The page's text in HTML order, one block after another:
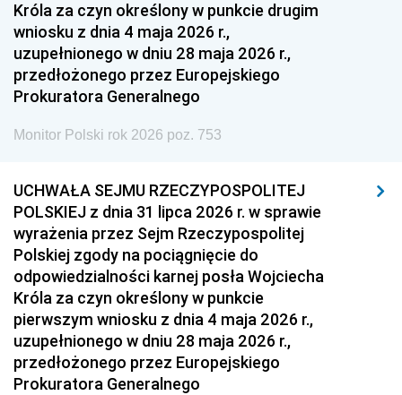
Króla za czyn określony w punkcie drugim
wniosku z dnia 4 maja 2026 r.,
uzupełnionego w dniu 28 maja 2026 r.,
przedłożonego przez Europejskiego
Prokuratora Generalnego
Monitor Polski rok 2026 poz. 753
UCHWAŁA SEJMU RZECZYPOSPOLITEJ
POLSKIEJ z dnia 31 lipca 2026 r. w sprawie
wyrażenia przez Sejm Rzeczypospolitej
Polskiej zgody na pociągnięcie do
odpowiedzialności karnej posła Wojciecha
Króla za czyn określony w punkcie
pierwszym wniosku z dnia 4 maja 2026 r.,
uzupełnionego w dniu 28 maja 2026 r.,
przedłożonego przez Europejskiego
Prokuratora Generalnego